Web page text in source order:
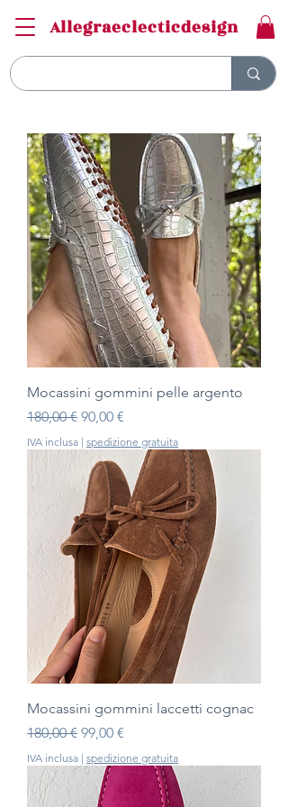
Allegraeclecticdesign
Mocassini gommini pelle argento
Prezzo regolare
180,00 € Prezzo scontato
90,00 €
IVA inclusa | spedizione gratuita
Mocassini gommini laccetti cognac
Prezzo regolare
180,00 € Prezzo scontato
99,00 €
IVA inclusa | spedizione gratuita